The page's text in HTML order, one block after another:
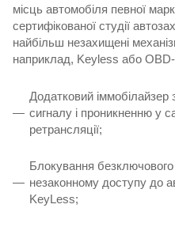
місць автомобіля певної
сертифікованої студії
найбільш незахищені
наприклад, Keyless або OBD-
Додатковий іммобілайзер
сигналу і проникненню у
ретрансляції;
Блокування безключового
незаконному доступу до
KeyLess;